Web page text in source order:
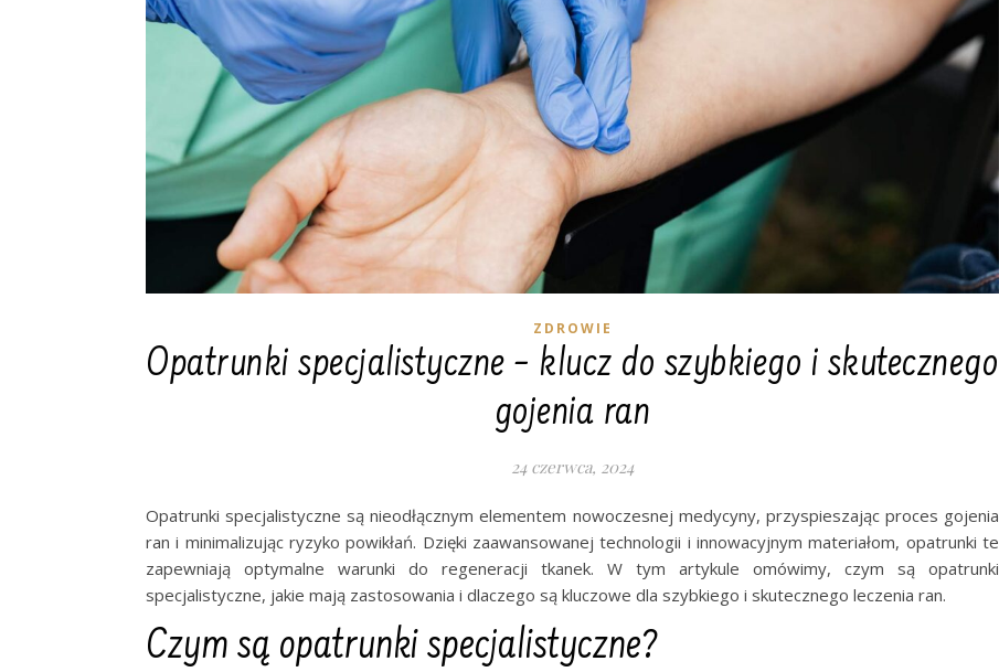
ZDROWIE
Opatrunki specjalistyczne – klucz do szybkiego i skutecznego
gojenia ran
24 czerwca, 2024
Opatrunki specjalistyczne są nieodłącznym elementem nowoczesnej medycyny, przyspieszając proces gojenia
ran i minimalizując ryzyko powikłań. Dzięki zaawansowanej technologii i innowacyjnym materiałom, opatrunki te
zapewniają optymalne warunki do regeneracji tkanek. W tym artykule omówimy, czym są opatrunki
specjalistyczne, jakie mają zastosowania i dlaczego są kluczowe dla szybkiego i skutecznego leczenia ran.
Czym są opatrunki specjalistyczne?